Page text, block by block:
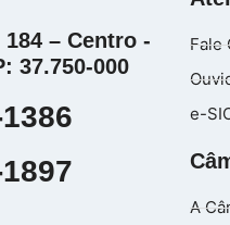
– Centro -
37.750-000
Fale
e-
A